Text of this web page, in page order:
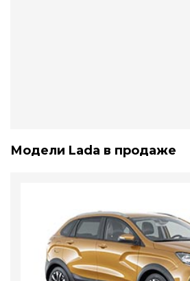
Модели Lada в продаже